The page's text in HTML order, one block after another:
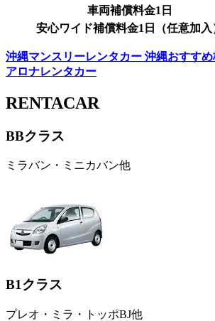
車両補償料金1日
安心ワイド補償料金1日（任意加入
沖縄マンスリーレンタカー 沖縄おすす
アロナレンタカー
RENTACAR
BBクラス
ミラバン・ミニカバン他
B1クラス
プレオ・ミラ・トッポBJ他